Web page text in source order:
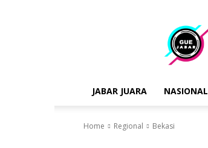
gue
jabar
JABAR JUARA NASIONAL
Home Regional Bekasi